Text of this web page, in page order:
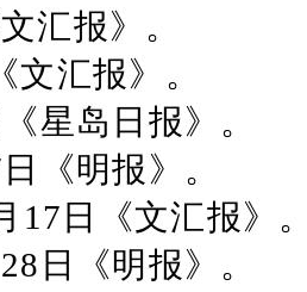
汇报》。
文汇报》。
星岛日报》。
《明报》。
17日《文汇报》
日《明报》。